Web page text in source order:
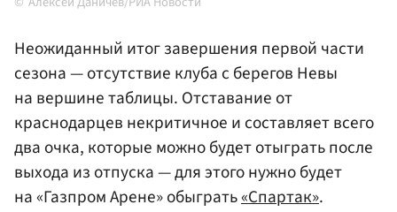
Неожиданный итог завершения первой части
сезона — отсутствие клуба с берегов Невы
на вершине таблицы. Отставание от
краснодарцев некритичное и составляет всего
два очка, которые можно будет отыграть после
выхода из отпуска — для этого нужно будет
на «Газпром Арене» обыграть«Спартак».